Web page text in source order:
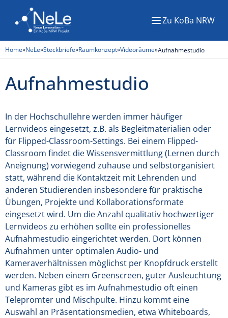
MenüZu KoBa NRW
Home»NeLe»Steckbriefe»Raumkonzept»Videoräume»Aufnahmestudio
Aufnahmestudio
In der Hochschullehre werden immer häufiger
Lernvideos eingesetzt, z.B. als Begleitmaterialien oder
für Flipped-Classroom-Settings. Bei einem Flipped-
Classroom findet die Wissensvermittlung (Lernen durch
Aneignung) vorwiegend zuhause und selbstorganisiert
statt, während die Kontaktzeit mit Lehrenden und
anderen Studierenden insbesondere für praktische
Übungen, Projekte und Kollaborationsformate
eingesetzt wird. Um die Anzahl qualitativ hochwertiger
Lernvideos zu erhöhen sollte ein professionelles
Aufnahmestudio eingerichtet werden. Dort können
Aufnahmen unter optimalen Audio- und
Kameraverhältnissen möglichst per Knopfdruck erstellt
werden. Neben einem Greenscreen, guter Ausleuchtung
und Kameras gibt es im Aufnahmestudio oft einen
Telepromter und Mischpulte. Hinzu kommt eine
Auswahl an Präsentationsmedien, etwa Whiteboards,